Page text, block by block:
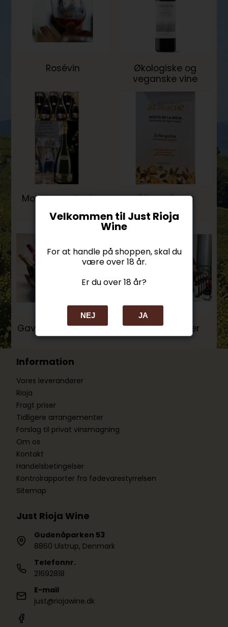
Rosévin
Økologiske og
veganske vine
Mousserende vine
Olivenolie og
Balsamico
Gaver og gavekurve Vinsmagninger
Information
Vores leverandører
Rioja
Fragt priser
Tidligere arrangementer
Forslag til privat vinsmagning
Om os
Kontakt
Handelsbetingelser
Kontrolrapporter fra fødevarestyrrelsen
Sitemap
Just Rioja Wine
Gudenåparken 53
8860 Ulstrup, Denmark
Telefonnr.
21692818
E-mail
just@riojawine.dk
Velkommen til Just Rioja
Wine
For at handle på shoppen, skal du
være over 18 år.
Er du over 18 år?
NEJ JA